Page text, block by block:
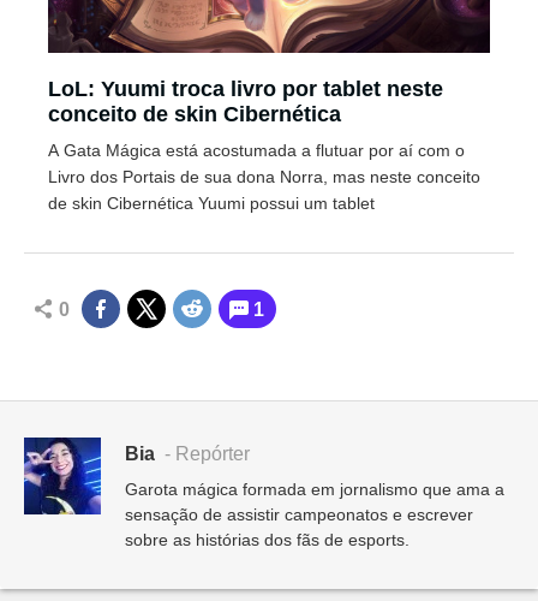
LoL: Yuumi troca livro por tablet neste
conceito de skin Cibernética
A Gata Mágica está acostumada a flutuar por aí com o
Livro dos Portais de sua dona Norra, mas neste conceito
de skin Cibernética Yuumi possui um tablet
0 1
Bia - Repórter
Garota mágica formada em jornalismo que ama a
sensação de assistir campeonatos e escrever
sobre as histórias dos fãs de esports.